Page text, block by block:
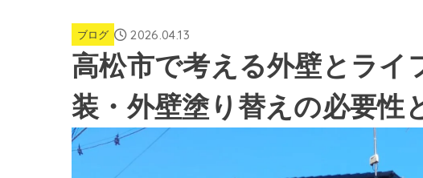
ブログ 2026.04.13
高松市で考える外壁とライ
装・外壁塗り替えの必要性